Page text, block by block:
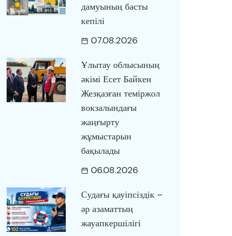
дамуының басты
кепілі
07.08.2026
Ұлытау облысының
әкімі Есет Байкен
Жезқазған теміржол
вокзалындағы
жаңғырту
жұмыстарын
бақылады
06.08.2026
Судағы қауіпсіздік –
әр азаматтың
жауапкершілігі